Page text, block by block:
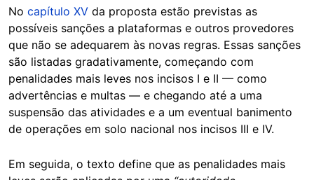
No capítulo XV da proposta estão previstas as
possíveis sanções a plataformas e outros provedores
que não se adequarem às novas regras. Essas sanções
são listadas gradativamente, começando com
penalidades mais leves nos incisos I e II — como
advertências e multas — e chegando até a uma
suspensão das atividades e a um eventual banimento
de operações em solo nacional nos incisos III e IV.
Em seguida, o texto define que as penalidades mais